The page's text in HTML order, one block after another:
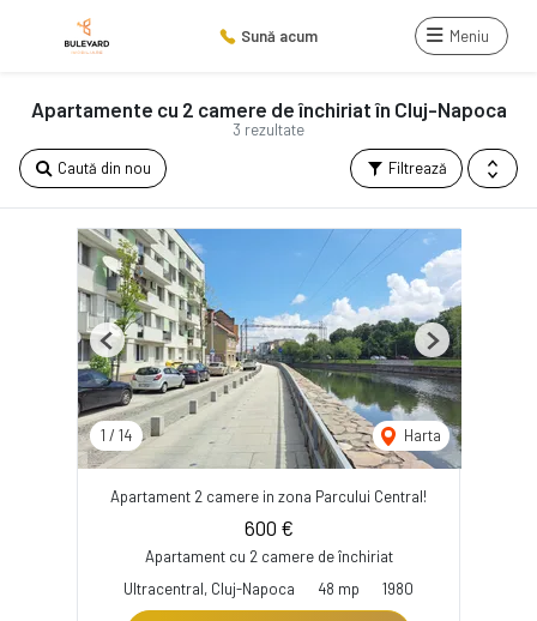
Sună acum Meniu
3 rezultate
Apartamente cu 2 camere de închiriat în Cluj-Napoca
Filtrează
Caută din nou
1 / 14 Harta
Previous Next
Apartament 2 camere in zona Parcului Central!
600 €
Apartament cu 2 camere de închiriat
Ultracentral, Cluj-Napoca
48 mp 1980